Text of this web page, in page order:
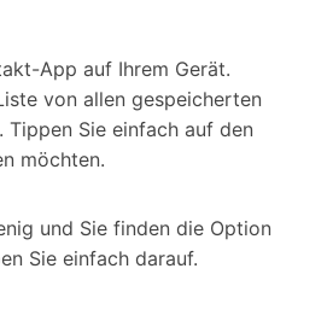
App auf Ihrem Gerät.
von allen gespeicherten
Tippen Sie einfach auf den
möchten.
und Sie finden die Option
Sie einfach darauf.